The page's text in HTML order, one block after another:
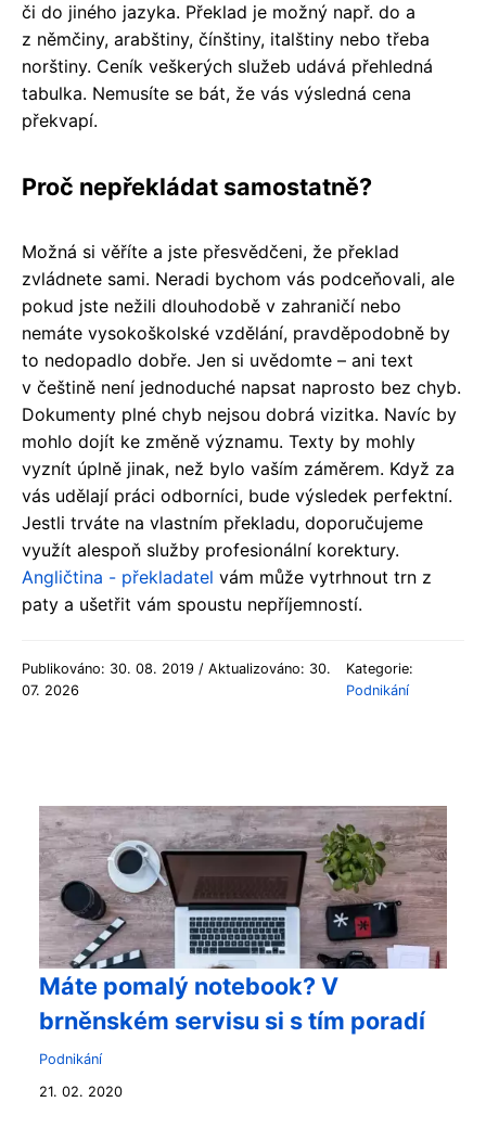
či do jiného jazyka. Překlad je možný např. do a
z němčiny, arabštiny, čínštiny, italštiny nebo třeba
norštiny. Ceník veškerých služeb udává přehledná
tabulka. Nemusíte se bát, že vás výsledná cena
překvapí.
Proč nepřekládat samostatně?
Možná si věříte a jste přesvědčeni, že překlad
zvládnete sami. Neradi bychom vás podceňovali, ale
pokud jste nežili dlouhodobě v zahraničí nebo
nemáte vysokoškolské vzdělání, pravděpodobně by
to nedopadlo dobře. Jen si uvědomte – ani text
v češtině není jednoduché napsat naprosto bez chyb.
Dokumenty plné chyb nejsou dobrá vizitka. Navíc by
mohlo dojít ke změně významu. Texty by mohly
vyznít úplně jinak, než bylo vaším záměrem. Když za
vás udělají práci odborníci, bude výsledek perfektní.
Jestli trváte na vlastním překladu, doporučujeme
využít alespoň služby profesionální korektury.
Angličtina - překladatel vám může vytrhnout trn z
paty a ušetřit vám spoustu nepříjemností.
Publikováno: 30. 08. 2019 / Aktualizováno: 30.
07. 2026
Kategorie:
Podnikání
Máte pomalý notebook? V
brněnském servisu si s tím poradí
Podnikání
21. 02. 2020